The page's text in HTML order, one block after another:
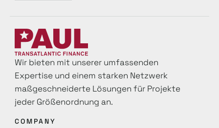
Wir bieten mit unserer umfassenden
Expertise und einem starken Netzwerk
maß­geschneiderte Lösungen für Projekte
jeder Größenordnung an.
COMPANY